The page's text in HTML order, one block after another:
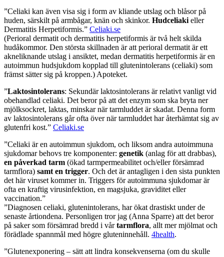
”Celiaki kan även visa sig i form av kliande utslag och blåsor på
huden, särskilt på armbågar, knän och skinkor. Hudceliakieller
Dermatitis Herpetiformis.” Celiaki.se
(Perioral dermatit och dermatitis herpetiformis är två helt skilda
hudåkommor. Den största skillnaden är att perioral dermatit är ett
akneliknande utslag i ansiktet, medan dermatitis herpetiformis är en
autoimmun hudsjukdom kopplad till glutenintolerans (celiaki) som
främst sätter sig på kroppen.) Apoteket.
”Laktosintolerans: Sekundär laktosintolerans är relativt vanligt vid
obehandlad celiaki. Det beror på att det enzym som ska bryta ner
mjölksockret, laktas, minskar när tarmluddet är skadat. Denna form
av laktosintolerans går ofta över när tarmluddet har återhämtat sig av
glutenfri kost.” Celiaki.se
”Celiaki är en autoimmun sjukdom, och liksom andra autoimmuna
sjukdomar behovs tre komponenter: genetik (anlag för att drabbas),
en påverkad tarm (ökad tarmpermeabilitet och/eller försämrad
tarmflora) samt en trigger. Och det är antagligen i den sista punkten
det här viruset kommer in. Triggers för autoimmuna sjukdomar är
ofta en kraftig virusinfektion, en magsjuka, graviditet eller
vaccination.”
”Diagnosen celiaki, glutenintolerans, har ökat drastiskt under de
senaste årtiondena. Personligen tror jag (Anna Sparre) att det beror
på saker som försämrad bredd i vårtarmflora, allt mer mjölmat och
förädlade spannmål med högre gluteninnehåll. 4health.
”Glutenexponering – sätt att lindra konsekvenserna (om du skulle